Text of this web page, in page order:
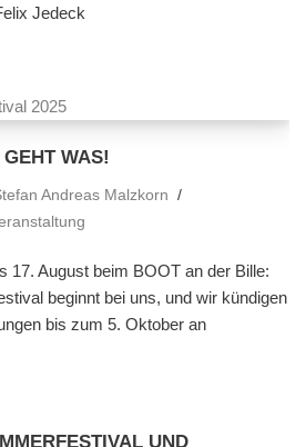
Jedeck
WAS!
Andreas Malzkorn
17. August beim BOOT an der Bille:
beginnt bei uns, und wir kündigen
bis zum 5. Oktober an
UND